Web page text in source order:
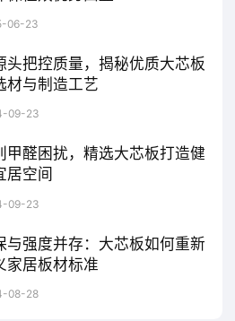
06-23
头把控质量，揭秘优质大芯板
材与制造工艺
09-23
甲醛困扰，精选大芯板打造健
居空间
09-23
与强度并存：大芯板如何重新
家居板材标准
08-28